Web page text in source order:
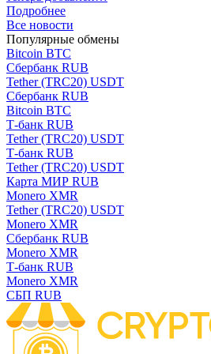
Подробнее
Все новости
Популярные обмены
Bitcoin BTC
Сбербанк RUB
Tether (TRC20) USDT
Сбербанк RUB
Bitcoin BTC
Т-банк RUB
Tether (TRC20) USDT
Т-банк RUB
Tether (TRC20) USDT
Карта МИР RUB
Monero XMR
Tether (TRC20) USDT
Monero XMR
Сбербанк RUB
Monero XMR
Т-банк RUB
Monero XMR
СБП RUB